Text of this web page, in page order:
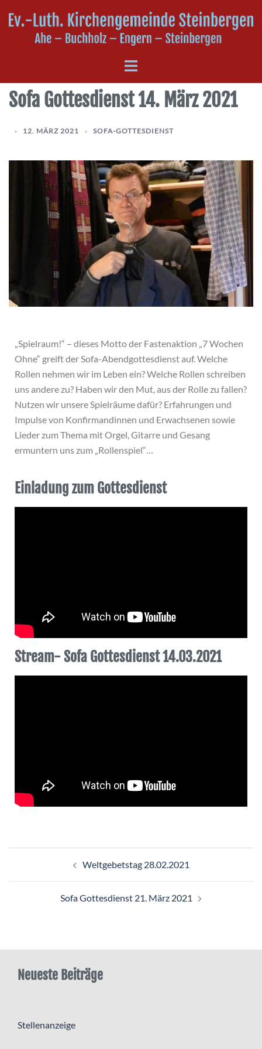
Sofa Gottesdienst 14. März 2021
12. MÄRZ 2021 SOFA-GOTTESDIENST
„Spielraum!“ – dieses Motto der Fastenaktion „7 Wochen
Ohne“ greift der Sofa-Abendgottesdienst auf. Welche
Rollen nehmen wir im Leben ein? Welche Rollen schreiben
uns andere zu? Haben wir den Mut, aus der Rolle zu fallen?
Nutzen wir unsere Spielräume dafür? Erfahrungen und
Impulse von Konfirmandinnen und Erwachsenen sowie
Lieder zum Thema mit Orgel, Gitarre und Gesang
ermuntern uns zum „Rollenspiel“…
Einladung zum Gottesdienst
Stream- Sofa Gottesdienst 14.03.2021
Weltgebetstag 28.02.2021
Sofa Gottesdienst 21. März 2021
Neueste Beiträge
Stellenanzeige